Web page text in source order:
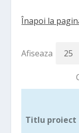
Înapoi la
Afiseaza
Titlu proiect